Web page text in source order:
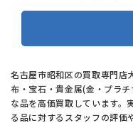
名古屋市昭和区の買取専門店
布・宝石・貴金属(金・プラ
な品を高価買取しています。
る品に対するスタッフの評価